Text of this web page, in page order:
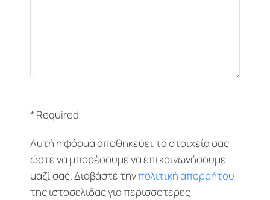
* Required
Αυτή η φόρμα αποθηκεύει τα στοιχεία σας
ώστε να μπορέσουμε να επικοινωνήσουμε
μαζί σας. Διαβάστε τηνπολιτική απορρήτου
της ιστοσελίδας για περισσότερες